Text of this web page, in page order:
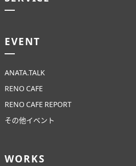
EVENT
ANATA.TALK
RENO CAFE
RENO CAFE REPORT
その他イベント
WORKS